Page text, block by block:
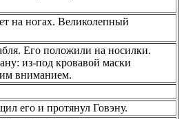
на ногах. Великолепный
Его положили на носилки.
из-под кровавой маски
вниманием.
его и протянул Говэну.